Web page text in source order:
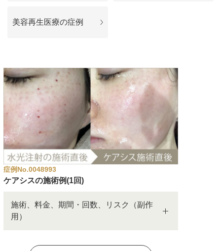
医師紹介
医師の
スケジュール
アクセス
西梅田から徒歩2分
予約方法に
アフターケア
よくあるご質問
美容ブログ
美容再生医療の症例
症例No.0048993
ケアシスの施術例(1回)
施術、料金、期間・回数、リスク（副作
用）